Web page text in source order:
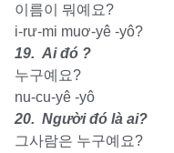
이름이 뭐예요?
i-rư-mi muơ-yê -yô?
19. Ai đó ?
누구예요?
nu-cu-yê -yô
20. Người đó là ai?
그사람은 누구예요?